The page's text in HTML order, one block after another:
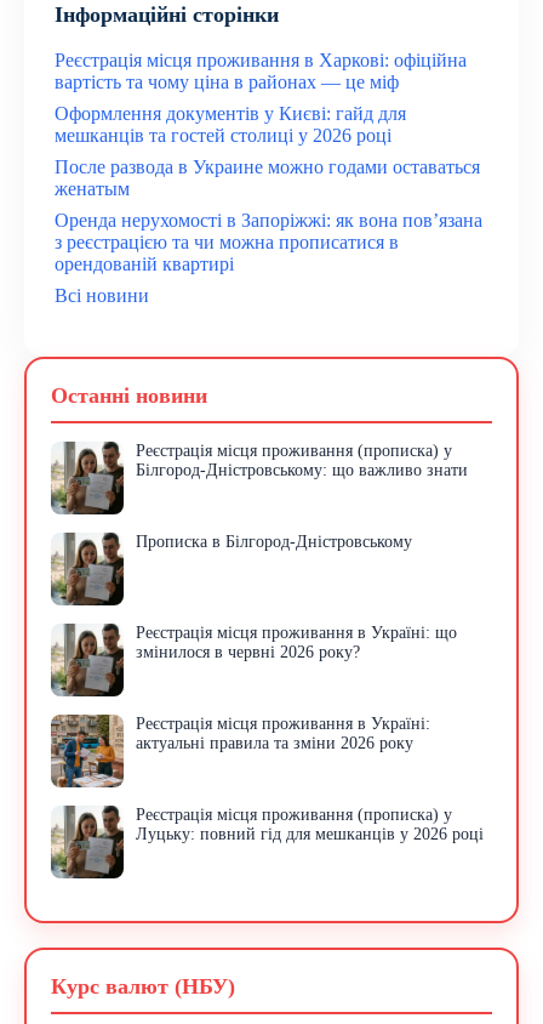
Інформаційні сторінки
Реєстрація місця проживання в Харкові: офіційна
вартість та чому ціна в районах — це міф
Оформлення документів у Києві: гайд для
мешканців та гостей столиці у 2026 році
После развода в Украине можно годами оставаться
женатым
Оренда нерухомості в Запоріжжі: як вона пов’язана
з реєстрацією та чи можна прописатися в
орендованій квартирі
Всі новини
Останні новини
Реєстрація місця проживання (прописка) у
Білгород-Дністровському: що важливо знати
Прописка в Білгород-Дністровському
Реєстрація місця проживання в Україні: що
змінилося в червні 2026 року?
Реєстрація місця проживання в Україні:
актуальні правила та зміни 2026 року
Реєстрація місця проживання (прописка) у
Луцьку: повний гід для мешканців у 2026 році
Курс валют (НБУ)